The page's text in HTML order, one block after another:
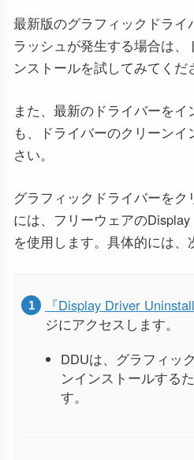
最新版のグラフィックドライ
ラッシュが発生する場合は、
ンストールを試してみてくだ
また、最新のドライバーを
も、ドライバーのクリーン
さい。
グラフィックドライバーを
には、フリーウェアの
を使用します。具体的には、
『Display Driver
ジにアクセスします。
DDUは、グラフィッ
ンインストールする
す。